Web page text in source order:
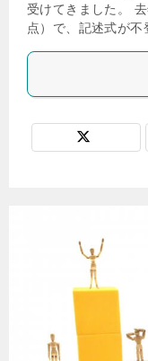
受けてきました。
点）で、記述式が